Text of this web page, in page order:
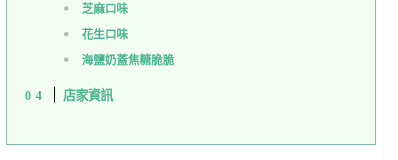
芝麻口味
花生口味
海鹽奶蓋焦糖脆脆
店家資訊